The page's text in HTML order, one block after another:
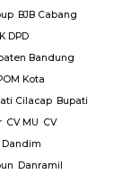
BJB Cabang
DPD
Bandung
Kota
Cilacap Bupati
CV MU CV
Dandim
Danramil